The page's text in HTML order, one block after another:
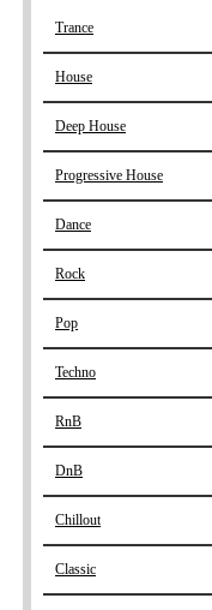
Trance
House
Deep House
Progressive House
Dance
Rock
Pop
Techno
RnB
DnB
Chillout
Classic